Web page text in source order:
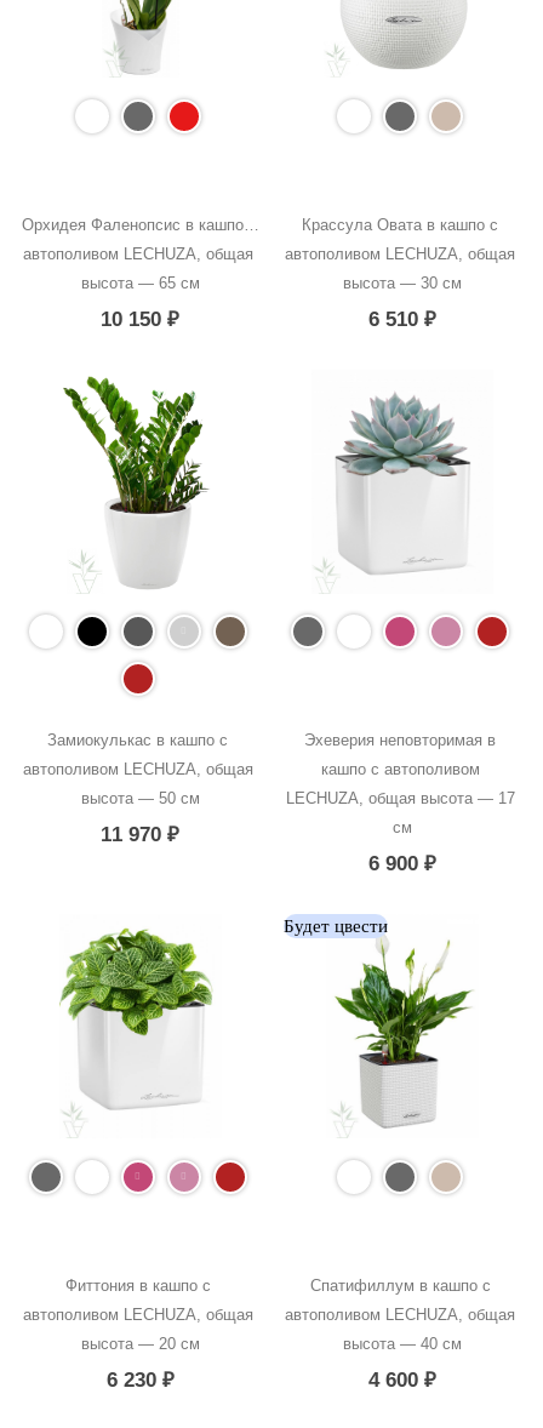
Орхидея Фаленопсис в кашпо с
автополивом LECHUZA, общая
высота — 65 см
10 150₽
Крассула Овата в кашпо с
автополивом LECHUZA, общая
высота — 30 см
6 510₽
Замиокулькас в кашпо с
автополивом LECHUZA, общая
высота — 50 см
11 970₽
Эхеверия неповторимая в
кашпо с автополивом
LECHUZA, общая высота — 17
см
6 900₽
Фиттония в кашпо с
автополивом LECHUZA, общая
высота — 20 см
6 230 ₽
Будет цвести
Спатифиллум в кашпо с
автополивом LECHUZA, общая
высота — 40 см
4 600₽